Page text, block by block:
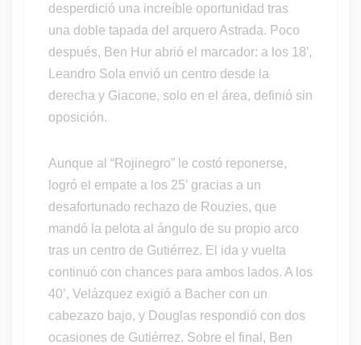
desperdició una increíble oportunidad tras
una doble tapada del arquero Astrada. Poco
después, Ben Hur abrió el marcador: a los 18′,
Leandro Sola envió un centro desde la
derecha y Giacone, solo en el área, definió sin
oposición.
Aunque al “Rojinegro” le costó reponerse,
logró el empate a los 25’ gracias a un
desafortunado rechazo de Rouzies, que
mandó la pelota al ángulo de su propio arco
tras un centro de Gutiérrez. El ida y vuelta
continuó con chances para ambos lados. A los
40’, Velázquez exigió a Bacher con un
cabezazo bajo, y Douglas respondió con dos
ocasiones de Gutiérrez. Sobre el final, Ben